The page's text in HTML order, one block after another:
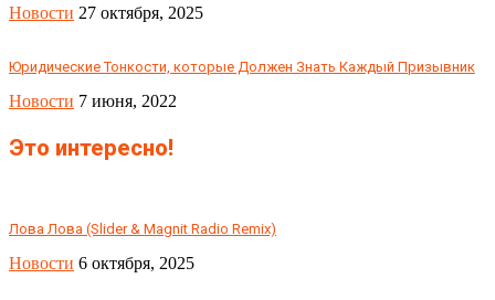
Новости 27 октября, 2025
Юридические Тонкости, которые Должен Знать Каждый Призывник
Новости 7 июня, 2022
Это интересно!
Лова Лова (Slider & Magnit Radio Remix)
Новости 6 октября, 2025